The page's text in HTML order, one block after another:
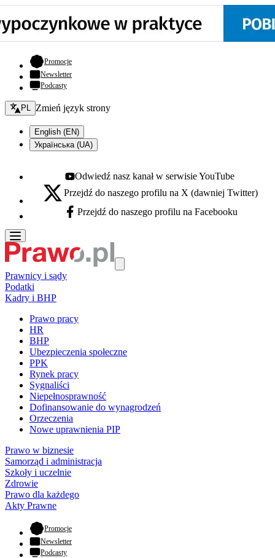
Promocje- otwiera się w nowej karcie
Newsletter
Podcasty
Zmień język - bieżący:
PL Zmień język strony
English (EN)
Українська (UA)
Youtube - otwiera się w nowej karcie
Odwiedź nasz kanał w serwisie YouTube
X - otwiera się w nowej karcie
Przejdź do naszego profilu na X (dawniej Twitter)
Facebook - otwiera się w nowej karcie
Przejdź do naszego profilu na Facebooku
Prawnicy i sądy
Podatki
Kadry i BHP
Prawo pracy
HR
BHP
Ubezpieczenia społeczne
PPK
Rynek pracy
Sygnaliści
Niepełnosprawność
Dofinansowanie do wynagrodzeń
Orzeczenia
Nowe uprawnienia PIP
Prawo w biznesie
Samorząd i administracja
Szkoły i uczelnie
Zdrowie
Prawo dla każdego
Akty Prawne
Promocje- otwiera się w nowej karcie
Newsletter
Podcasty